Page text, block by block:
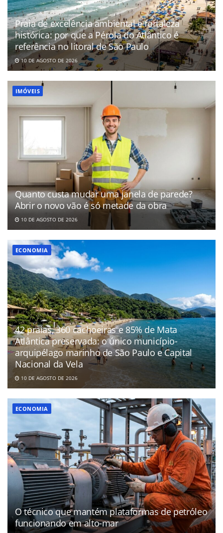
Praia de excelência ambiental e fortaleza
histórica: por que a Pérola do Atlântico é
referência no litoral de São Paulo
10 DE AGOSTO DE 2026
IMÓVEIS
Quanto custa mudar uma janela de parede?
Abrir o novo vão é só metade da obra
10 DE AGOSTO DE 2026
ECONOMIA
42 praias, 360 cachoeiras e 85% de Mata
Atlântica preservada: o único município-
arquipélago marinho de São Paulo e Capital
Nacional da Vela
10 DE AGOSTO DE 2026
ECONOMIA
O técnico que mantém plataformas de petróleo
funcionando em alto-mar